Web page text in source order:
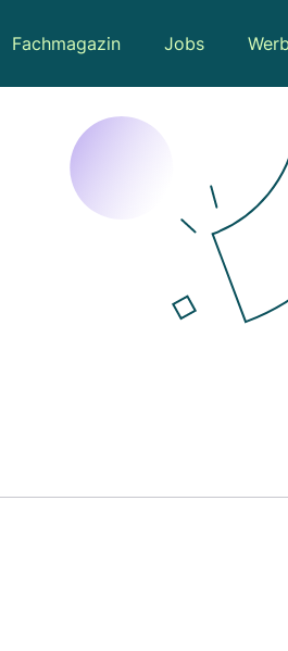
Fachmagazin Jobs